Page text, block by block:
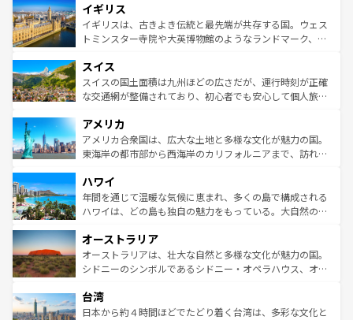
いる。シャンパンの発祥地であるランス、プロヴァンスの
香り高いラベンダー畑など、多彩な楽しみ方が可能だ。さ
らに、パリ以外の地域にも魅力が溢れており、どの街角に
れる地方に足を運ぶとそれぞれで全く異なる文化を体験で
きるだろう。 なお、新着のフランス情報はコンテンツ一覧
を参照してほしい。
顔を持つこの国は、どこを歩いても飽きることがない。ベ
ルリンの文化的活気、バイエルン州のアルプスの絶景、そ
してライン川沿いのワイン畑といった風景は必見。ビール
は、お酒好きな人にはぜひ体験してほしい。 なお、新着の
ドイツ情報はコンテンツ一覧を参照してほしい。
イギリス
イギリスは、古きよき伝統と最先端が共存する国。ウェス
トミンスター寺院や大英博物館のようなランドマーク、歴
リアごとに異なる魅力がある。また、優雅なアフタヌーン
ティー、ビール好きにはたまらない英国パブ、サッカー観
戦など、本場だからこそできる体験も豊富。イギリスを旅
ンツ一覧を参照してほしい。
スイス
スイスの国土面積は九州ほどの広さだが、運行時刻が正確
な交通網が整備されており、初心者でも安心して個人旅行
の建物がそのまま残る町や、スイスならではのユニークな
博物館もあり、アルプス観光だけでなく町歩きも満喫する
ことができる。国民の所得が高いため物価も高いが、旅行
ば市内交通費無料で観光を楽しむこともできる。 なお、新
着のスイス情報はコンテンツ一覧 を参照してほしい。
アメリカ
アメリカ合衆国は、広大な土地と多様な文化が魅力の国。
東海岸の都市部から西海岸のカリフォルニアまで、訪れる
のような巨大都市は、観光、ショッピング、エンターテイ
ンメントが詰まった刺激的なスポットだ。一方、アメリカ
西部には大自然が広がり、グランドキャニオンやイエロー
部のニューオーリンズでは、音楽と美食が融合した独特の
文化が魅力。旅行者はアメリカの各地域で異なる魅力を楽
しみながら、その多様性と豊かな歴史を感じることができ
ならではの贅沢な旅のスタイルだ。 なお、新着のアメリカ
情報はコンテンツ一覧を参照してほしい。
ハワイ
年間を通じて温暖な気候に恵まれ、多くの島で構成される
ハワイは、どの島も独自の魅力をもっている。大自然の神
ワイ島は見逃せない。また、定番の観光地といえばオアフ
島だが、静かな自然を求めるならマウイ島やカウアイ島が
おすすめ。エメラルドグリーンに輝く海をはじめ、豊かな
れるおもてなしの心で訪れる人々を迎えてくれるハワイの
人々、おいしいローカルフードやハワイアンミュージッ
オーストラリア
オーストラリアは、壮大な自然と多様な文化が魅力の国。
シドニーのシンボルであるシドニー・オペラハウス、オー
リアリーフや大陸中央部にそびえるウルル（エアーズロッ
ク）、タスマニアの美しい原生林やケアンズの熱帯雨林な
台湾
日本から約４時間ほどでたどり着く台湾は、多彩な文化と